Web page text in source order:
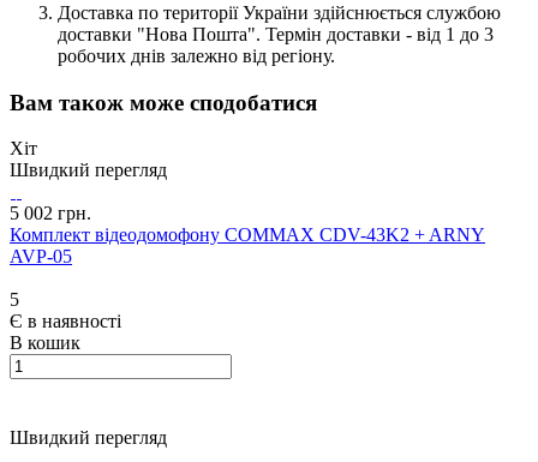
Доставка по території України здійснюється службою
доставки "Нова Пошта". Термін доставки - від 1 до 3
робочих днів залежно від регіону.
Вам також може сподобатися
Хіт
Швидкий перегляд
5 002 грн.
Комплект відеодомофону COMMAX CDV-43K2 + ARNY
AVP-05
5
Є в наявності
В кошик
Швидкий перегляд